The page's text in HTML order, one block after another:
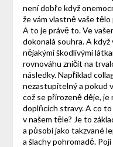
není dobře když
že vám vlastně vaše
A to je právě to. Ve
dokonalá souhra. A
nějakými škodlivými
rovnováhu zničit na
následky. Například
nezastupitelný a pokud
což se přirozeně děje,
doplňcích stravy. A co
v našem těle? Je to
a působí jako takzvané
a šlachy pohromadě.